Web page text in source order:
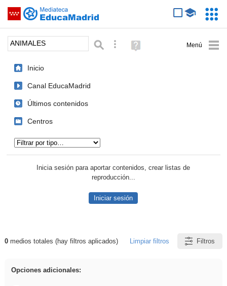
Saltar navegación
Palabra o frase: Búsqueda avanzada
Ayuda
(en
Inicio
Canal EducaMadrid
Últimos contenidos
Centros
Inicia sesión para aportar contenidos, crear listas de
reproducción...
Iniciar sesión
Resultados de: ANIMALES
0medios totales (hay filtros aplicados) Limpiar filtros Filtros
Opciones adicionales: